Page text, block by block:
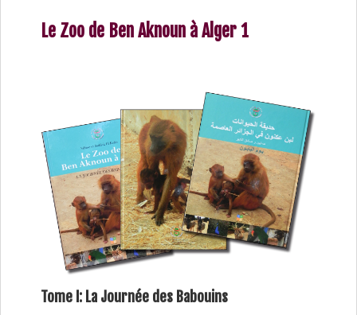
Le Zoo de Ben Aknoun à Alger 1
Tome I: La Journée des Babouins